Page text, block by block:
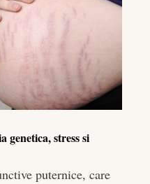
genetica, stress si
puternice, care